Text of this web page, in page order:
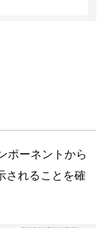
ポーネントから
されることを確